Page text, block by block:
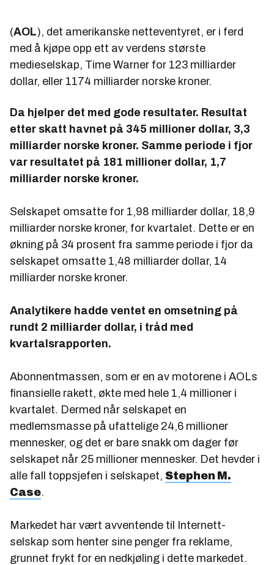
(AOL), det amerikanske netteventyret, er i ferd
med å kjøpe opp ett av verdens største
medieselskap, Time Warner for 123 milliarder
dollar, eller 1174 milliarder norske kroner.
Da hjelper det med gode resultater. Resultat
etter skatt havnet på 345 millioner dollar, 3,3
milliarder norske kroner. Samme periode i fjor
var resultatet på 181 millioner dollar, 1,7
milliarder norske kroner.
Selskapet omsatte for 1,98 milliarder dollar, 18,9
milliarder norske kroner, for kvartalet. Dette er en
økning på 34 prosent fra samme periode i fjor da
selskapet omsatte 1,48 milliarder dollar, 14
milliarder norske kroner.
Analytikere hadde ventet en omsetning på
rundt 2 milliarder dollar, i tråd med
kvartalsrapporten.
Abonnentmassen, som er en av motorene i AOLs
finansielle rakett, økte med hele 1,4 millioner i
kvartalet. Dermed når selskapet en
medlemsmasse på ufattelige 24,6 millioner
mennesker, og det er bare snakk om dager før
selskapet når 25 millioner mennesker. Det hevder i
alle fall toppsjefen i selskapet, Stephen M.
Case.
Markedet har vært avventende til Internett-
selskap som henter sine penger fra reklame,
grunnet frykt for en nedkjøling i dette markedet.